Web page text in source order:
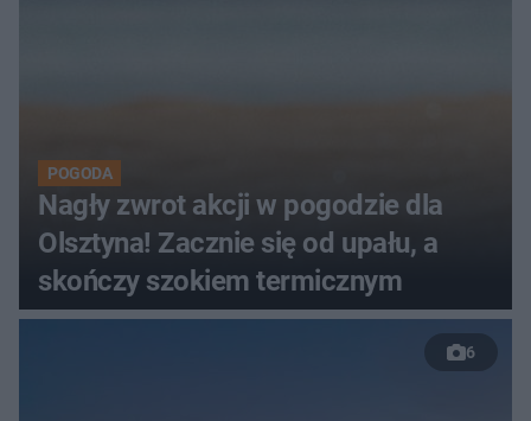
POGODA
Nagły zwrot akcji w pogodzie dla
Olsztyna! Zacznie się od upału, a
skończy szokiem termicznym
6